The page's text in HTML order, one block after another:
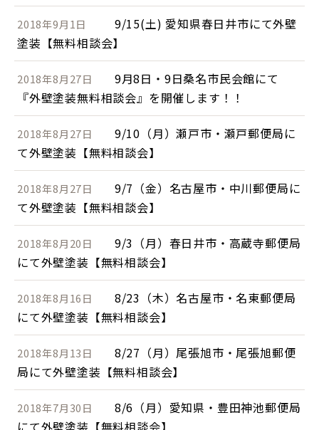
2018年9月1日
9/15(土) 愛知県春日井市にて外壁
塗装【無料相談会】
2018年8月27日
9月8日・9日桑名市民会館にて
『外壁塗装無料相談会』を開催します！！
2018年8月27日
9/10（月）瀬戸市・瀬戸郵便局に
て外壁塗装【無料相談会】
2018年8月27日
9/7（金）名古屋市・中川郵便局に
て外壁塗装【無料相談会】
2018年8月20日
9/3（月）春日井市・高蔵寺郵便局
にて外壁塗装【無料相談会】
2018年8月16日
8/23（木）名古屋市・名東郵便局
にて外壁塗装【無料相談会】
2018年8月13日
8/27（月）尾張旭市・尾張旭郵便
局にて外壁塗装【無料相談会】
2018年7月30日
8/6（月）愛知県・豊田神池郵便局
にて外壁塗装【無料相談会】